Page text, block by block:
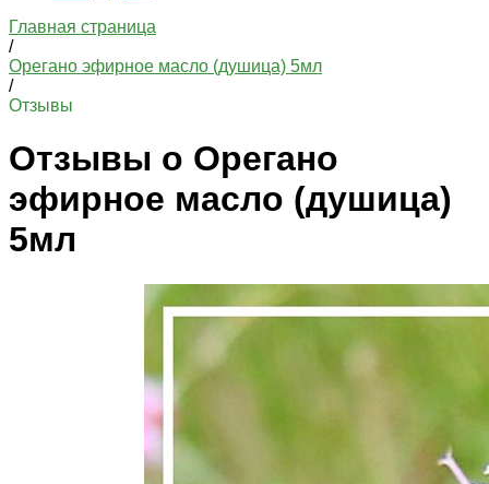
Главная страница
/
Орегано эфирное масло (душица) 5мл
/
Отзывы
Отзывы о Орегано
эфирное масло (душица)
5мл